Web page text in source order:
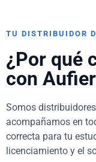
TU DISTRIBUIDOR
¿Por qué
con
Somos
acompañamos en
correcta para tu
licenciamiento y el